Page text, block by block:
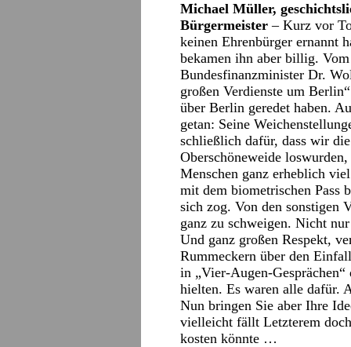
Michael Müller,
Bürgermeister– Kurz vor
keinen Ehrenbürger ernannt
bekamen ihn aber billig.
Bundesfinanzminister Dr.
großen Verdienste um
über Berlin geredet haben.
getan: Seine
schließlich dafür, dass wir
Oberschöneweide
Menschen ganz erheblich
mit dem biometrischen Pass
sich zog. Von den sonstigen
ganz zu schweigen. Nicht
Und ganz großen Respekt,
Rummeckern über den
in „Vier-Augen-
hielten. Es waren alle dafür.
Nun bringen Sie aber Ihre
vielleicht fällt Letzterem
kosten könnte …